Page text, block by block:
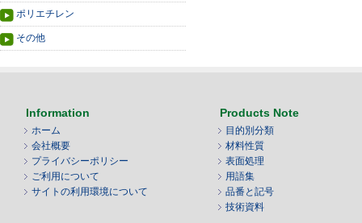
ポリエチレン
その他
Information
ホーム
会社概要
プライバシーポリシー
ご利用について
サイトの利用環境について
Products Note
目的別分類
材料性質
表面処理
用語集
品番と記号
技術資料